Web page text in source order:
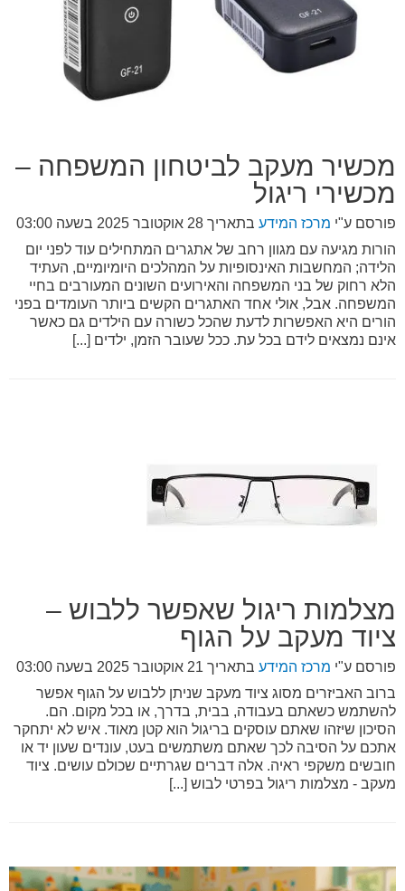
מכשיר מעקב לביטחון המשפחה –
מכשירי ריגול
פורסם ע"י מרכז המידע בתאריך 28 אוקטובר 2025 בשעה 03:00
הורות מגיעה עם מגוון רחב של אתגרים המתחילים עוד לפני יום
הלידה; המחשבות האינסופיות על המהלכים היומיומיים, העתיד
הלא רחוק של בני המשפחה והאירועים השונים המעורבים בחיי
המשפחה. אבל, אולי אחד האתגרים הקשים ביותר העומדים בפני
הורים היא האפשרות לדעת שהכל כשורה עם הילדים גם כאשר
אינם נמצאים לידם בכל עת. ככל שעובר הזמן, ילדים [...]
מצלמות ריגול שאפשר ללבוש –
ציוד מעקב על הגוף
פורסם ע"י מרכז המידע בתאריך 21 אוקטובר 2025 בשעה 03:00
ברוב האביזרים מסוג ציוד מעקב שניתן ללבוש על הגוף אפשר
להשתמש כשאתם בעבודה, בבית, בדרך, או בכל מקום. הם.
הסיכון שיזהו שאתם עוסקים בריגול הוא קטן מאוד. איש לא יתחקר
אתכם על הסיבה לכך שאתם משתמשים בעט, עונדים שעון יד או
חובשים משקפי ראיה. אלה דברים שגרתיים שכולם עושים. ציוד
מעקב - מצלמות ריגול בפרטי לבוש [...]